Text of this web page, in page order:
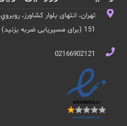
تهران، انتهای بلوار کشاورز،
151 (برای مسیریابی ضربه بزنید)
02166902121